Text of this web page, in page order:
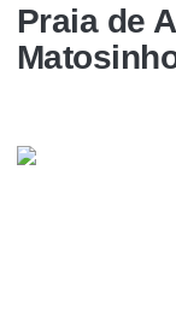
Praia de